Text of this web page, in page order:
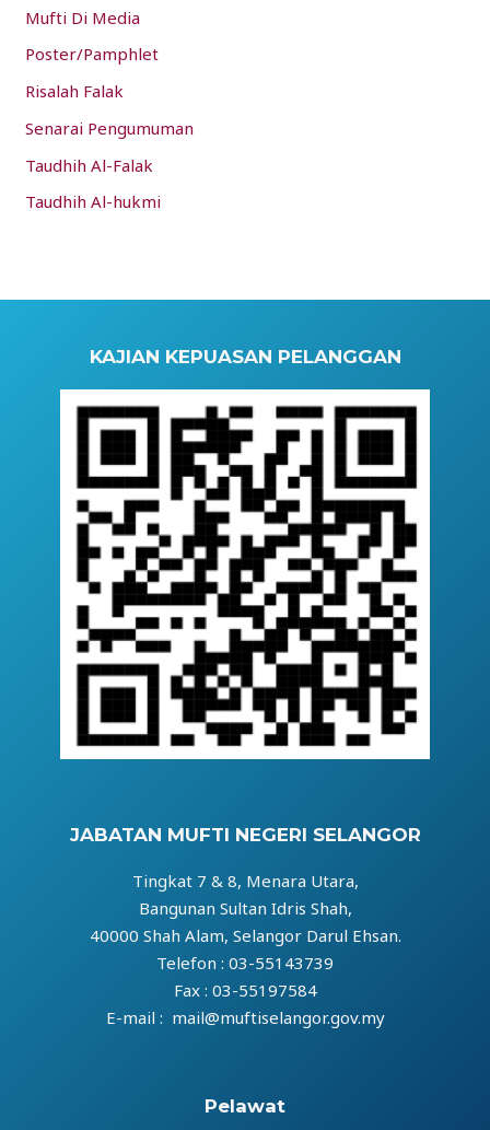
Mufti Di Media
Poster/Pamphlet
Risalah Falak
Senarai Pengumuman
Taudhih Al-Falak
Taudhih Al-hukmi
KAJIAN KEPUASAN PELANGGAN
JABATAN MUFTI NEGERI SELANGOR
Tingkat 7 & 8, Menara Utara,
Bangunan Sultan Idris Shah,
40000 Shah Alam, Selangor Darul Ehsan.
Telefon : 03-55143739
Fax : 03-55197584
E-mail : mail@muftiselangor.gov.my
Pelawat